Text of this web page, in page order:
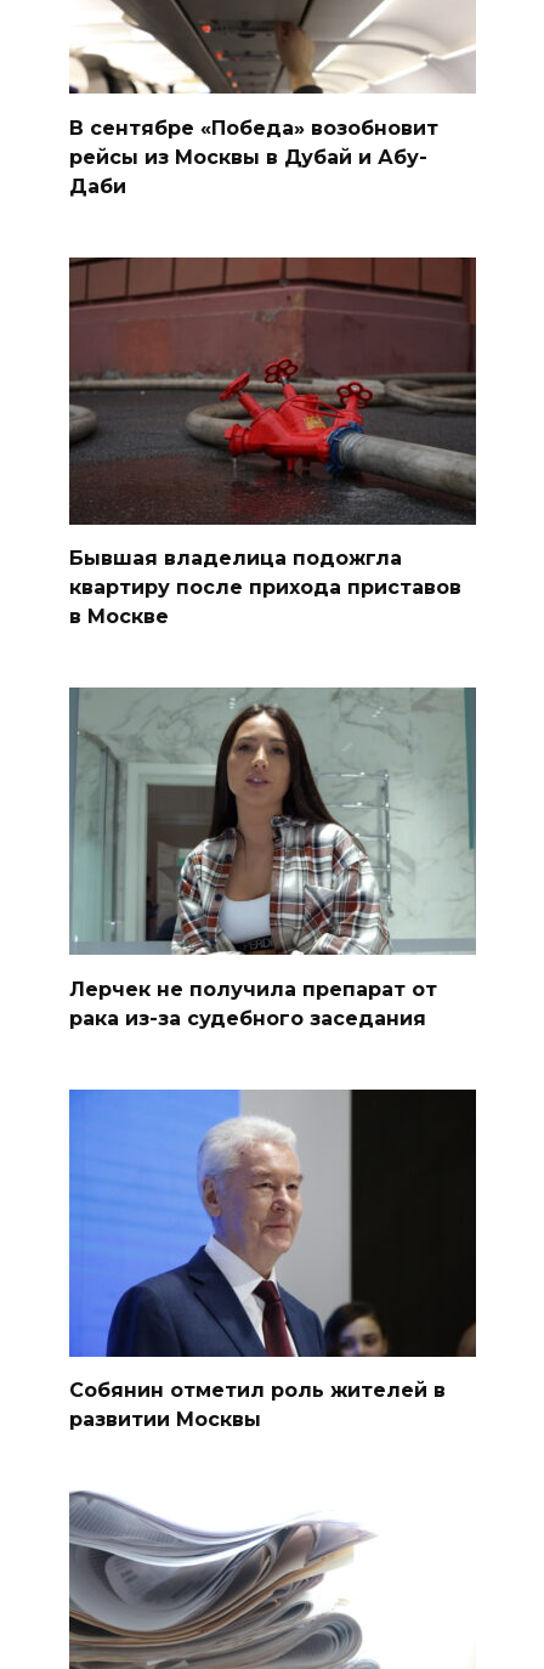
В сентябре «Победа» возобновит
рейсы из Москвы в Дубай и Абу-
Даби
Бывшая владелица подожгла
квартиру после прихода приставов
в Москве
Лерчек не получила препарат от
рака из-за судебного заседания
Собянин отметил роль жителей в
развитии Москвы